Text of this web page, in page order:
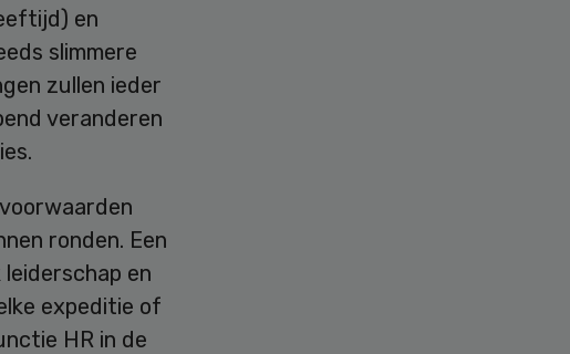
en
slimmere
zullen ieder
veranderen
ronden. Een
en
expeditie of
HR in de